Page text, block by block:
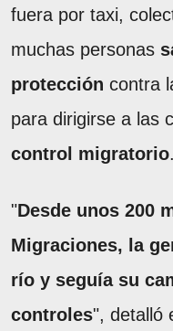
fuera por taxi,
muchas personas
protección contra
para dirigirse a las
control migratorio.
"Desde unos 200
Migraciones, la
río y seguía su
controles", detalló